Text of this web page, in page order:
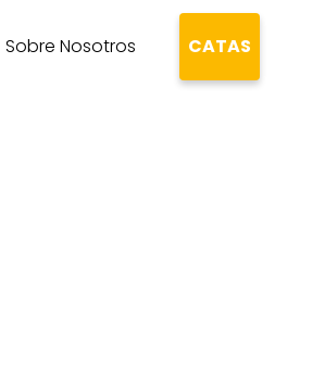
Sobre Nosotros CATAS